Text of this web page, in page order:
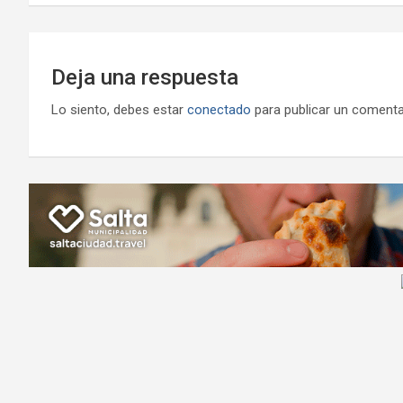
Deja una respuesta
Lo siento, debes estar conectado para publicar un